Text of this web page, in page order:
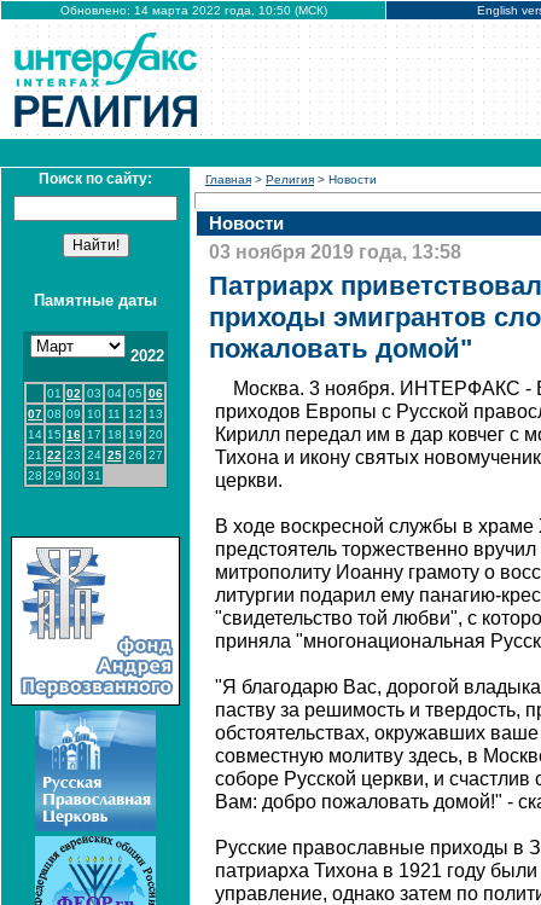
Обновлено: 14 марта 2022 года, 10:50 (МСК) English
Поиск по сайту:
Памятные даты
2022
01 02 03 04 05 06
07 08 09 10 11 12
13
14 15 16 17 18 19 20
21 22 23 24 25 26 27
28 29 30 31
Главная > Религия > Новости
Новости
03 ноября 2019 года, 13:58
Патриарх
приходы эмигрантов
пожаловать домой"
Москва. 3 ноября. ИНТЕРФАКС -
приходов Европы с Русской
Кирилл передал им в дар ковчег с
Тихона и икону святых
церкви.
В ходе воскресной службы в храме
предстоятель торжественно
митрополиту Иоанну грамоту о
литургии подарил ему панагию-
"свидетельство той любви", с
приняла "многонациональная
"Я благодарю Вас, дорогой
паству за решимость и твердость,
обстоятельствах, окружавших
совместную молитву здесь, в
соборе Русской церкви, и счастлив
Вам: добро пожаловать домой!" -
Русские православные приходы в
патриарха Тихона в 1921 году
управление, однако затем по